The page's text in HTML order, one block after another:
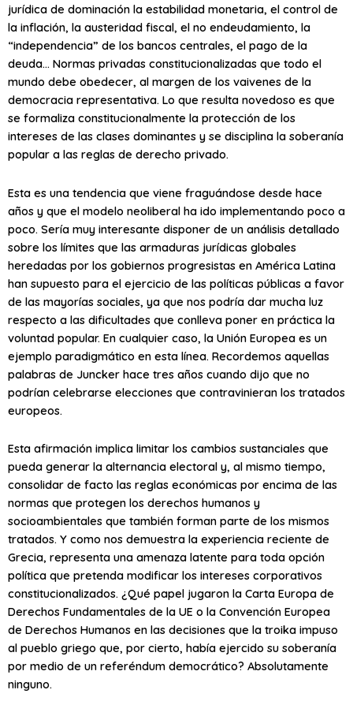
jurídica de dominación la estabilidad monetaria, el control de
la inflación, la austeridad fiscal, el no endeudamiento, la
“independencia” de los bancos centrales, el pago de la
deuda… Normas privadas constitucionalizadas que todo el
mundo debe obedecer, al margen de los vaivenes de la
democracia representativa. Lo que resulta novedoso es que
se formaliza constitucionalmente la protección de los
intereses de las clases dominantes y se disciplina la soberanía
popular a las reglas de derecho privado.
Esta es una tendencia que viene fraguándose desde hace
años y que el modelo neoliberal ha ido implementando poco a
poco. Sería muy interesante disponer de un análisis detallado
sobre los límites que las armaduras jurídicas globales
heredadas por los gobiernos progresistas en América Latina
han supuesto para el ejercicio de las políticas públicas a favor
de las mayorías sociales, ya que nos podría dar mucha luz
respecto a las dificultades que conlleva poner en práctica la
voluntad popular. En cualquier caso, la Unión Europea es un
ejemplo paradigmático en esta línea. Recordemos aquellas
palabras de Juncker hace tres años cuando dijo que no
podrían celebrarse elecciones que contravinieran los tratados
europeos.
Esta afirmación implica limitar los cambios sustanciales que
pueda generar la alternancia electoral y, al mismo tiempo,
consolidar de facto las reglas económicas por encima de las
normas que protegen los derechos humanos y
socioambientales que también forman parte de los mismos
tratados. Y como nos demuestra la experiencia reciente de
Grecia, representa una amenaza latente para toda opción
política que pretenda modificar los intereses corporativos
constitucionalizados. ¿Qué papel jugaron la Carta Europa de
Derechos Fundamentales de la UE o la Convención Europea
de Derechos Humanos en las decisiones que la troika impuso
al pueblo griego que, por cierto, había ejercido su soberanía
por medio de un referéndum democrático? Absolutamente
ninguno.